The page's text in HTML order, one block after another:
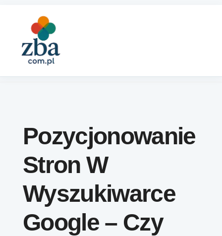
Pozycjonowanie
Stron W
Wyszukiwarce
Google – Czy